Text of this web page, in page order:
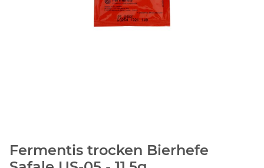
Fermentis trocken Bierhefe